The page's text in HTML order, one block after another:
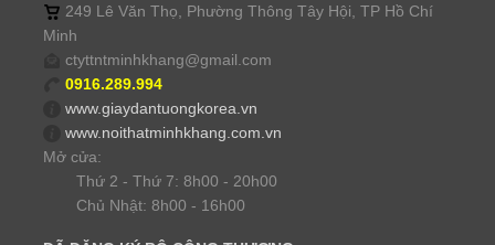
249 Lê Văn Thọ, Phường Thông Tây Hội, TP Hồ Chí
Minh
ctyttntminhkhang@gmail.com
0916.289.994
www.giaydantuongkorea.vn
www.noithatminhkhang.com.vn
Mở cửa:
Thứ 2 - Thứ 7: 8h00 - 20h00
Chủ Nhật: 8h00 - 16h00